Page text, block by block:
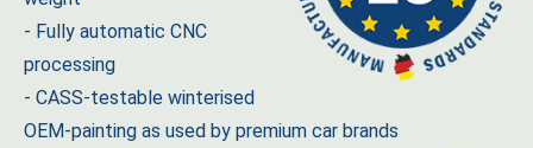
- Fully automatic CNC
processing
- CASS-testable winterised
OEM-painting as used by premium car brands